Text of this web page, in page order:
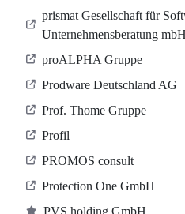
prismat Gesellschaft für
Unternehmensberatung mbH
proALPHA Gruppe
Prodware Deutschland AG
Prof. Thome Gruppe
Profil
PROMOS consult
Protection One GmbH